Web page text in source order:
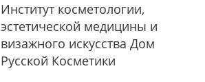
Институт косметологии,
эстетической медицины и
визажного искусства Дом
Русской Косметики